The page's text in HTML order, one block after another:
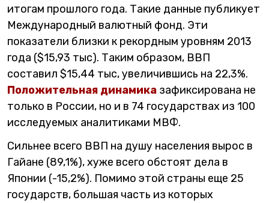
итогам прошлого года. Такие данные публикует
Международный валютный фонд. Эти
показатели близки к рекордным уровням 2013
года ($15,93 тыс). Таким образом, ВВП
составил $15,44 тыс, увеличившись на 22,3%.
Положительная динамика зафиксирована не
только в России, но и в 74 государствах из 100
исследуемых аналитиками МВФ.
Сильнее всего ВВП на душу населения вырос в
Гайане (89,1%), хуже всего обстоят дела в
Японии (-15,2%). Помимо этой страны еще 25
государств, большая часть из которых